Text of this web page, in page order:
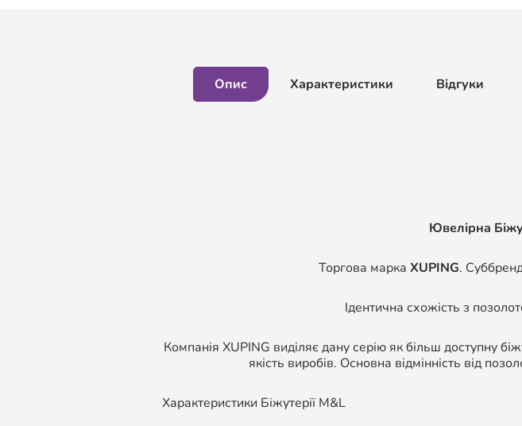
Опис Характеристики Відгуки
Ювелірна
Торгова марка XUPING.
Ідентична схожість з
Компанія XUPING виділяє дану серію як більш доступну
якість виробів. Основна відмінність від
Характеристики Біжутерії M&L